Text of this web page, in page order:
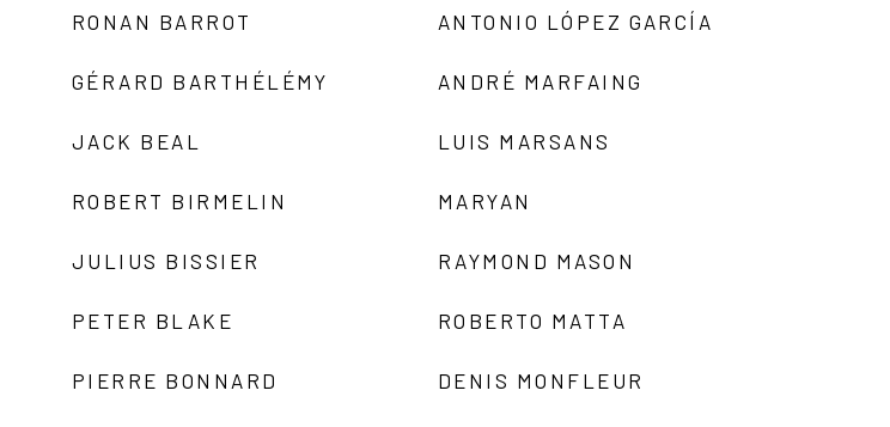
RONAN BARROT
GÉRARD BARTHÉLÉMY
JACK BEAL
ROBERT BIRMELIN
JULIUS BISSIER
PETER BLAKE
PIERRE BONNARD
ANTONIO LÓPEZ GARCÍA
ANDRÉ MARFAING
LUIS MARSANS
MARYAN
RAYMOND MASON
ROBERTO MATTA
DENIS MONFLEUR